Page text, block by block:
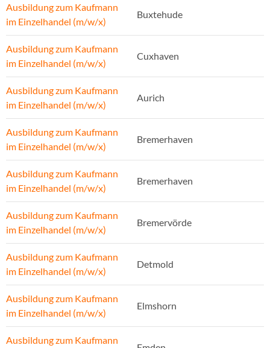
Ausbildung zum Kaufmann
im Einzelhandel (m/w/x)
Buxtehude
Ausbildung zum Kaufmann
im Einzelhandel (m/w/x)
Cuxhaven
Ausbildung zum Kaufmann
im Einzelhandel (m/w/x)
Aurich
Ausbildung zum Kaufmann
im Einzelhandel (m/w/x)
Bremerhaven
Ausbildung zum Kaufmann
im Einzelhandel (m/w/x)
Bremerhaven
Ausbildung zum Kaufmann
im Einzelhandel (m/w/x)
Bremervörde
Ausbildung zum Kaufmann
im Einzelhandel (m/w/x)
Detmold
Ausbildung zum Kaufmann
im Einzelhandel (m/w/x)
Elmshorn
Ausbildung zum Kaufmann